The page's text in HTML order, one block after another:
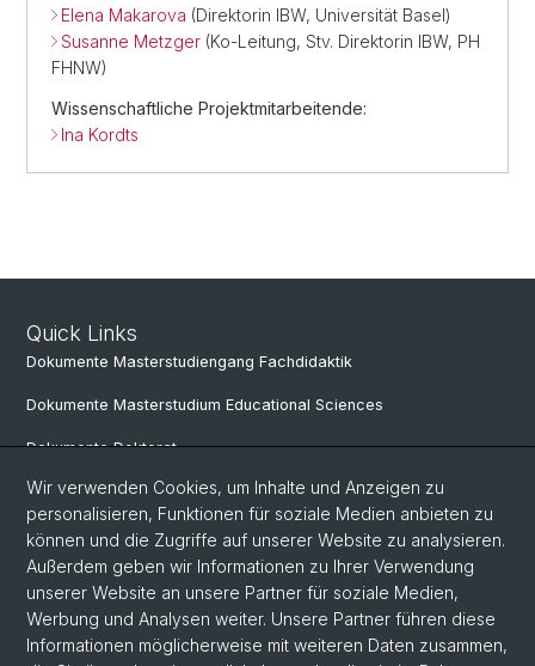
Elena Makarova (Direktorin IBW, Universität Basel)
Susanne Metzger (Ko-Leitung, Stv. Direktorin IBW, PH
FHNW)
Wissenschaftliche Projektmitarbeitende:
Ina Kordts
Quick Links
Dokumente Masterstudiengang Fachdidaktik
Dokumente Masterstudium Educational Sciences
Dokumente Doktorat
Social Media
LinkedIn
Instagram
Wir verwenden Cookies, um Inhalte und Anzeigen zu
personalisieren, Funktionen für soziale Medien anbieten zu
können und die Zugriffe auf unserer Website zu analysieren.
Außerdem geben wir Informationen zu Ihrer Verwendung
unserer Website an unsere Partner für soziale Medien,
Werbung und Analysen weiter. Unsere Partner führen diese
Informationen möglicherweise mit weiteren Daten zusammen,